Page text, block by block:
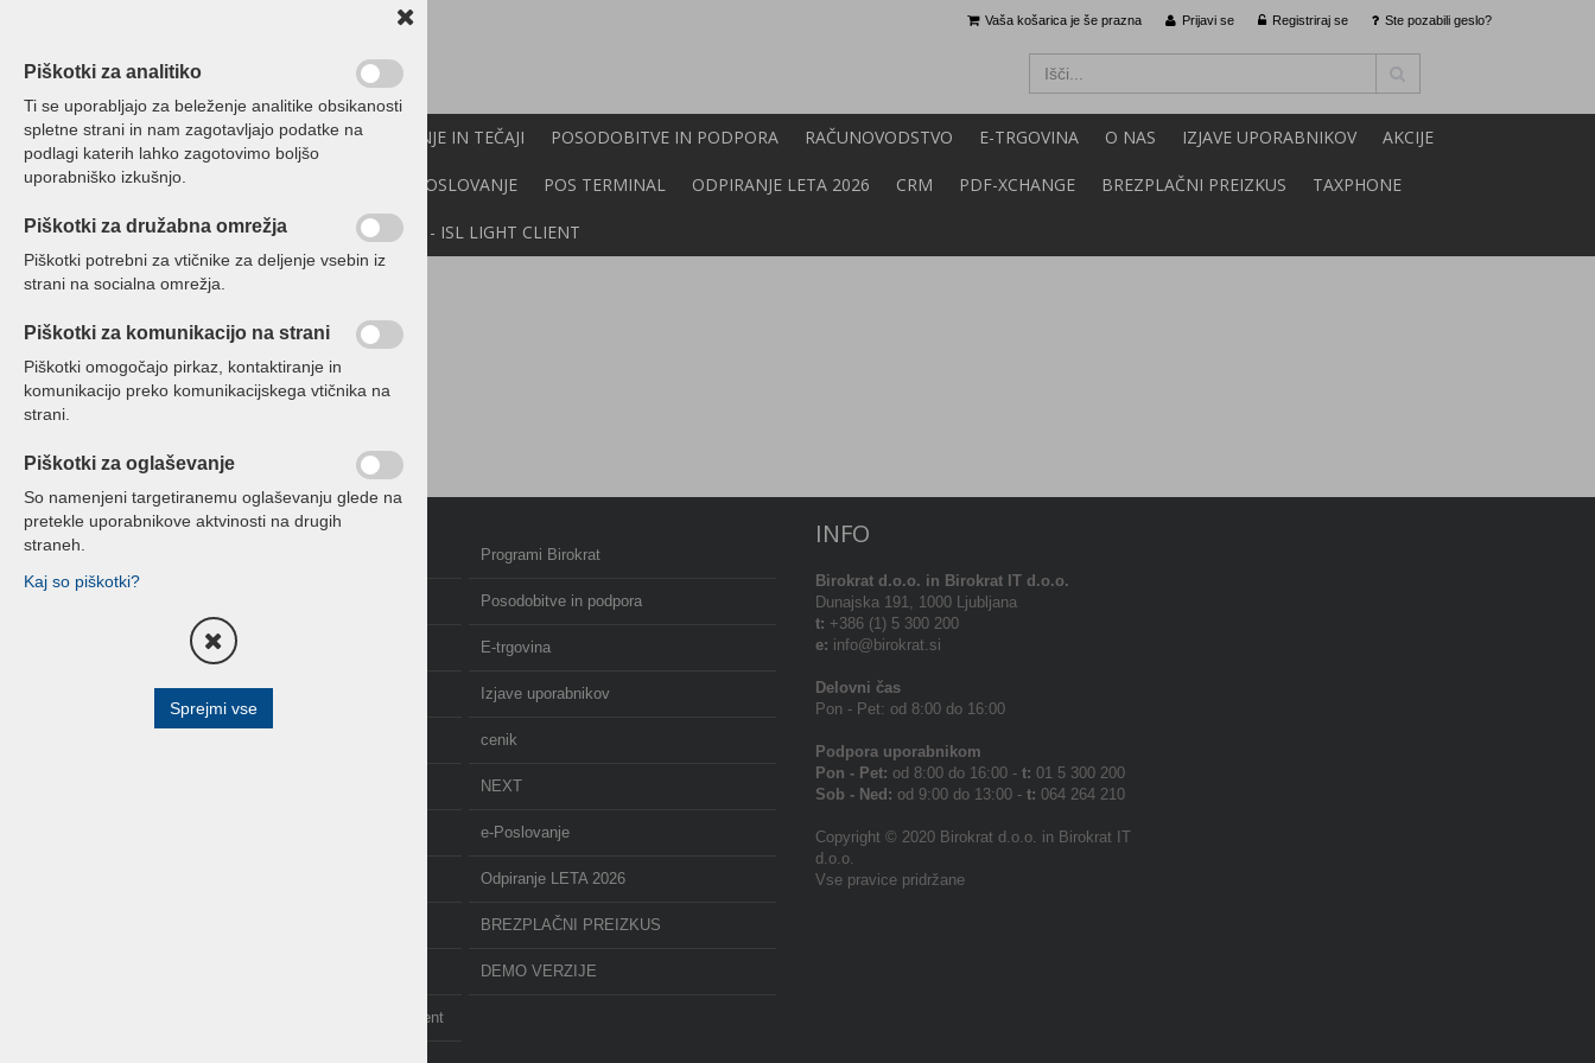
Prijavi se Registriraj se Ste pozabili geslo?
Vaša košarica je še prazna
PROGRAMI BIROKRAT IZOBRAŽEVANJE IN TEČAJI POSODOBITVE IN PODPORA RAČUNOVODSTVO E-TRGOVINA O NAS IZJAVE UPORABNIKOV AKCIJE
CENIK E-POSLOVANJE POS TERMINAL ODPIRANJE LETA 2026 CRM PDF-XCHANGE BREZPLAČNI PREIZKUS TAXPHONE
DEMO VERZIJE POMOČ NA DALJAVO - ISL LIGHT CLIENT
DH-Darilna-ponudba
DH-Darilna-ponudba
Programi Birokrat
Posodobitve in podpora
Računovodstvo E-trgovina
O nas Izjave uporabnikov
cenik
NEXT
e-Poslovanje
Odpiranje LETA 2026
BREZPLAČNI PREIZKUS
DEMO VERZIJE
POMOČ NA DALJAVO - ISL Light Client
INFO
Birokrat d.o.o. in Birokrat IT d.o.o.
Dunajska 191, 1000 Ljubljana
t: +386 (1) 5 300 200
e: info@birokrat.si
Delovni čas
Pon - Pet: od 8:00 do 16:00
Podpora uporabnikom
Pon - Pet: od 8:00 do 16:00 - t: 01 5 300 200
Sob - Ned: od 9:00 do 13:00 - t: 064 264 210
Copyright © 2020 Birokrat d.o.o. in Birokrat IT
d.o.o.
Vse pravice pridržane
Piškotki za analitiko
Ti se uporabljajo za beleženje analitike obsikanosti
spletne strani in nam zagotavljajo podatke na
podlagi katerih lahko zagotovimo boljšo
uporabniško izkušnjo.
Piškotki za družabna omrežja
Piškotki potrebni za vtičnike za deljenje vsebin iz
strani na socialna omrežja.
Piškotki za komunikacijo na strani
Piškotki omogočajo pirkaz, kontaktiranje in
komunikacijo preko komunikacijskega vtičnika na
strani.
Piškotki za oglaševanje
So namenjeni targetiranemu oglaševanju glede na
pretekle uporabnikove aktvinosti na drugih
straneh.
Kaj so piškotki?
Sprejmi vse